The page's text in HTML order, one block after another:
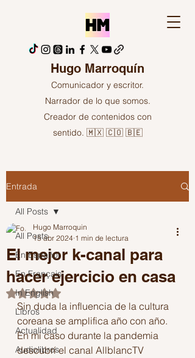
Hugo Marroquín
Comunicador y escritor.
Narrador de lo que somos.
Creador de contenidos con
sentido. 🇲🇽 🇨🇴 🇧🇪
Entrada
All Posts
En Español
En Français
In English
Libros
Actualidad
Audiolibros
All Posts
El mejor k-canal para
hacer ejercicio en casa
Hugo Marroquin
15 abr 2024 1 min de lectura
Obtuvo NaN de 5 estrellas.
Sin duda la influencia de la cultura
coreana se amplifica año con año.
En mi caso durante la pandemia
descubrí el canal AllblancTV